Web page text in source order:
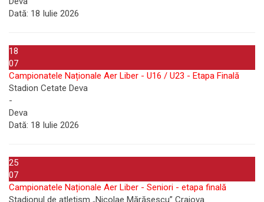
Dată: 18 Iulie 2026
18
07
Campionatele Naționale Aer Liber - U16 / U23 - Etapa Finală
Stadion Cetate Deva
-
Deva
Dată: 18 Iulie 2026
25
07
Campionatele Naționale Aer Liber - Seniori - etapa finală
Stadionul de atletism „Nicolae Mărășescu” Craiova